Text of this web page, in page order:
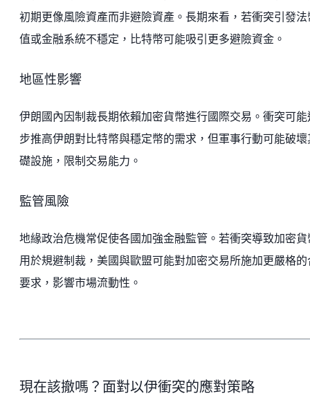
初期更像風險資產而非避險資產。長期來看，若衝突引發法
值或金融系統不穩定，比特幣可能吸引更多避險資金。
地區性影響
伊朗國內因制裁長期依賴加密貨幣進行國際交易。衝突可能
步推高伊朗對比特幣與穩定幣的需求，但軍事行動可能破壞
礎設施，限制交易能力。
監管風險
地緣政治危機常促使各國加強金融監管。若衝突導致加密貨
用於規避制裁，美國與歐盟可能對加密交易所施加更嚴格的
要求，影響市場流動性。
現在該撤嗎？面對以伊衝突的應對策略